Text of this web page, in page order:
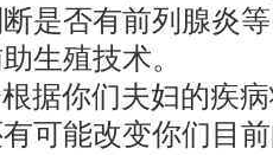
是否有前列腺炎
生殖技术。
据你们夫妇的疾
可能改变你们目